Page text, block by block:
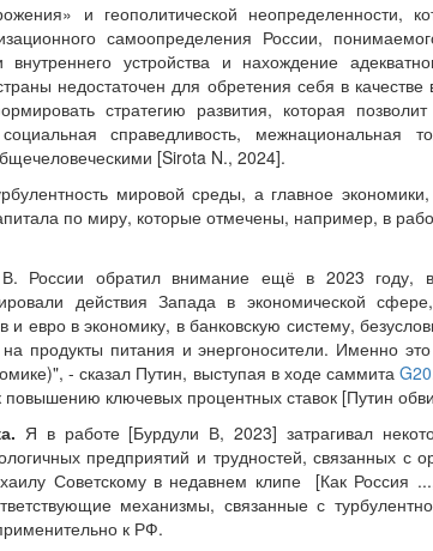
и геополитической неопределенности,
самоопределения России,
устройства и нахождение
недостаточен для обретения себя в
стратегию развития, которая
справедливость, межнациональная
[Sirota N., 2024].
мировой среды, а главное
по миру, которые отмечены, например, в
России обратил внимание ещё в 2023 году,
действия Запада в экономической
евро в экономику, в банковскую систему,
продукты питания и энергоносители. Именно
- сказал Путин, выступая в ходе саммитаG20
ключевых процентных ставок [Путин
Я в работе [Бурдули В, 2023] затрагивал
предприятий и трудностей, связанных с
Советскому в недавнем клипе [Как Россия
механизмы, связанные с
к РФ.